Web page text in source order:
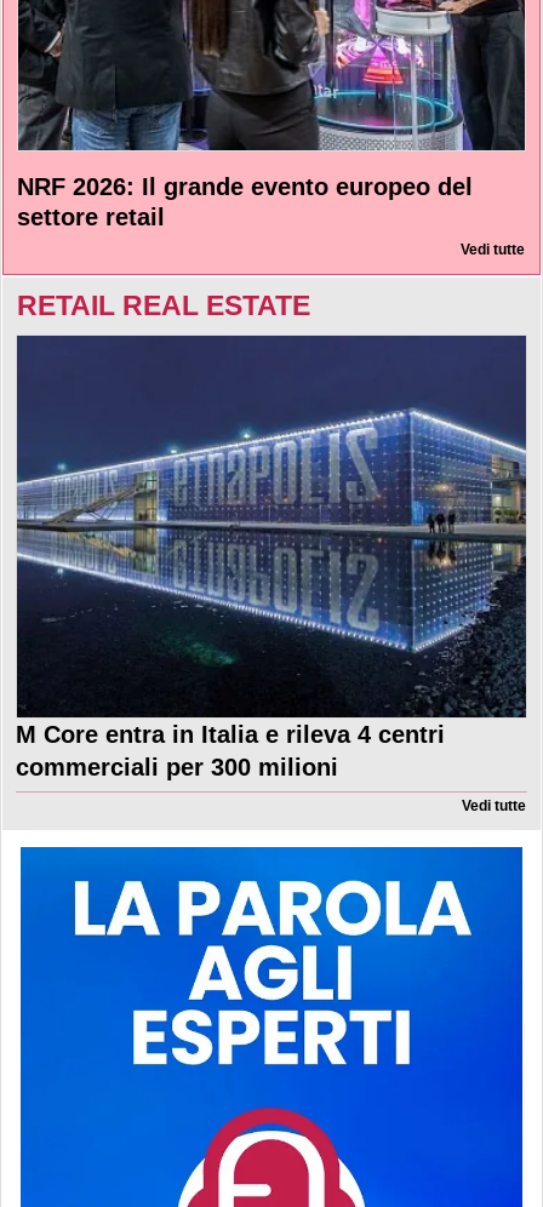
NRF 2026: Il grande evento europeo del
settore retail
Vedi tutte
RETAIL REAL ESTATE
M Core entra in Italia e rileva 4 centri
commerciali per 300 milioni
Vedi tutte